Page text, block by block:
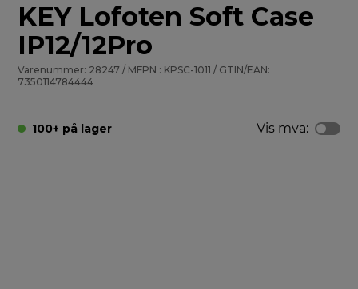
KEY Lofoten Soft Case
IP12/12Pro
Varenummer: 28247 / MFPN : KPSC-1011 / GTIN/EAN:
7350114784444
100+ på lager Vis mva: